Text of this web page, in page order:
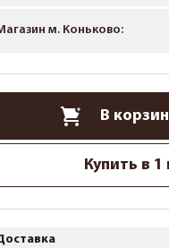
м. Коньково:
В
Купить в 1